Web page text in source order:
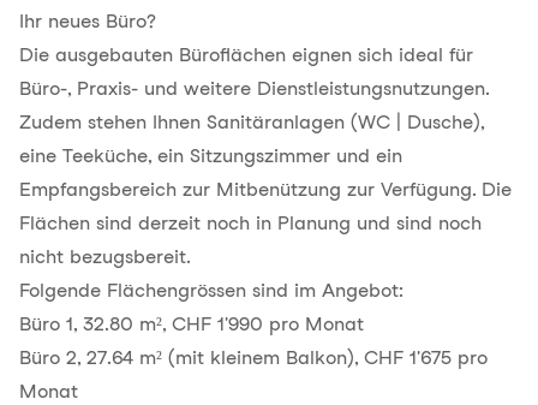
Ihr neues Büro?
Die ausgebauten Büroflächen eignen sich ideal für
Büro-, Praxis- und weitere Dienstleistungsnutzungen.
Zudem stehen Ihnen Sanitäranlagen (WC | Dusche),
eine Teeküche, ein Sitzungszimmer und ein
Empfangsbereich zur Mitbenützung zur Verfügung. Die
Flächen sind derzeit noch in Planung und sind noch
nicht bezugsbereit.
Folgende Flächengrössen sind im Angebot:
Büro 1, 32.80 m², CHF 1'990 pro Monat
Büro 2, 27.64 m² (mit kleinem Balkon), CHF 1'675 pro
Monat